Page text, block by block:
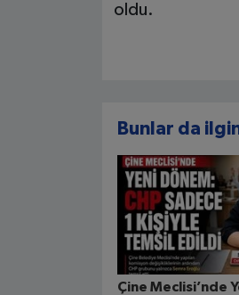
oldu.
Bunlar da
Çine Meclisi’nde